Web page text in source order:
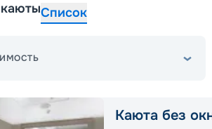
Список
Каюта без